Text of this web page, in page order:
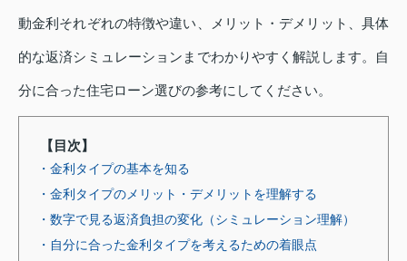
動金利それぞれの特徴や違い、メリット・デメリット、具体
的な返済シミュレーションまでわかりやすく解説します。自
分に合った住宅ローン選びの参考にしてください。
【目次】
・金利タイプの基本を知る
・金利タイプのメリット・デメリットを理解する
・数字で見る返済負担の変化（シミュレーション理解）
・自分に合った金利タイプを考えるための着眼点